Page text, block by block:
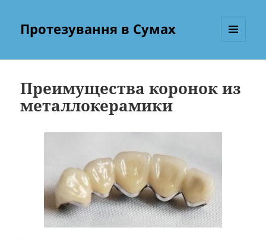
Протезування в Сумах
Преимущества коронок из
металлокерамики